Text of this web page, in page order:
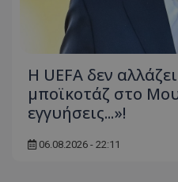
Η UEFA δεν
μποϊκοτάζ στο
εγγυήσεις...»!
06.08.2026 - 22:11